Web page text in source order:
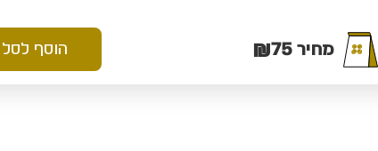
הוסף לסל מחיר75
₪